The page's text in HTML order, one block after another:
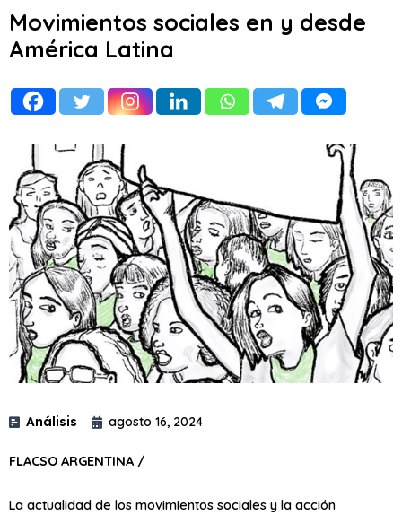
Movimientos sociales en y desde
América Latina
Análisis agosto 16, 2024
FLACSO ARGENTINA /
La actualidad de los movimientos sociales y la acción